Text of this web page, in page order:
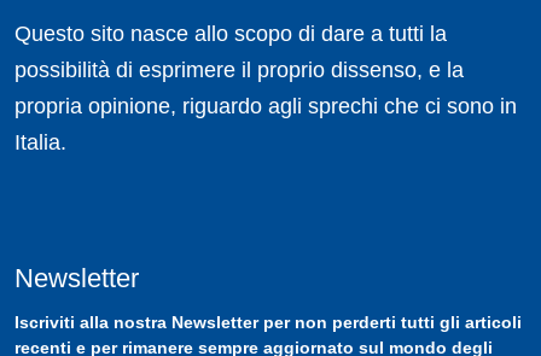
Questo sito nasce allo scopo di dare a tutti la
possibilità di esprimere il proprio dissenso, e la
propria opinione, riguardo agli sprechi che ci sono in
Italia.
Newsletter
Iscriviti alla nostra Newsletterper non perderti tutti gli articoli
recenti e per rimanere sempre aggiornato sul mondo degli